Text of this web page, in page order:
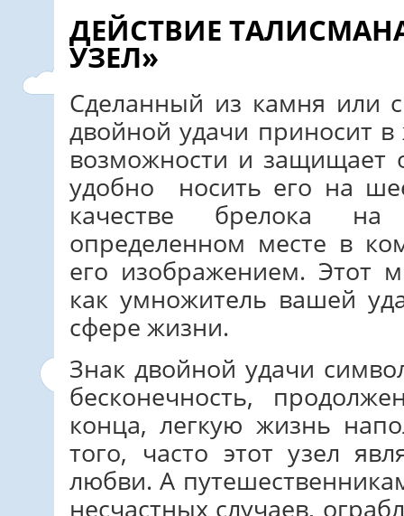
ДЕЙСТВИЕ
УЗЕЛ»
Сделанный из камня или
двойной удачи приносит
возможности и защищает
удобно носить его на
качестве брелока
определенном месте в
его изображением. Этот
как умножитель вашей
сфере жизни.
Знак двойной удачи
бесконечность,
конца, легкую жизнь
того, часто этот узел
любви. А
несчастных случаев,